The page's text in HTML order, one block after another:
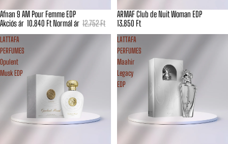
Akciós
Afnan 9 AM Pour Femme EDP
Akciós ár 10.840 Ft Normál ár 12.752 Ft
ARMAF Club de Nuit Woman EDP
13.850 Ft
LATTAFA
PERFUMES
Opulent
Musk EDP
LATTAFA
PERFUMES
Maahir
Legacy
EDP